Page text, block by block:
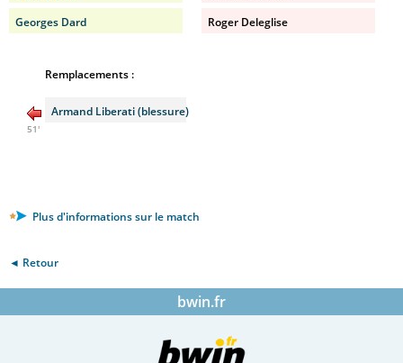
Georges Dard
Roger Deleglise
Remplacements :
Armand Liberati (blessure)
51'
Plus d'informations sur le match
◄ Retour
bwin.fr